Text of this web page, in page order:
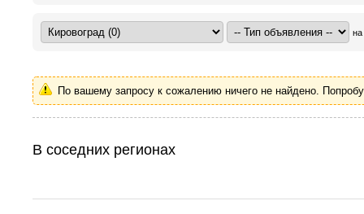
на
По вашему запросу к сожалению ничего не найдено.
В соседних регионах